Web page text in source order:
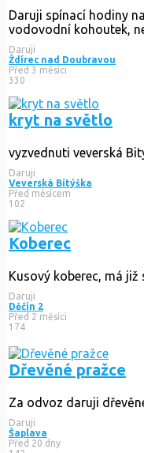
Daruji spínací hodiny
vodovodní kohoutek,
Daruji
Ždírec nad Doubravou
Před 3 měsíci
330
kryt na světlo
vyzvednuti veverská
Daruji
Veverská Bítýška
Před měsícem
102
Koberec
Kusový koberec, má již
Daruji
Děčín 2
Před 2 měsíci
174
Dřevěné pražce
Za odvoz daruji
Daruji
Šaplava
Před 20 dny